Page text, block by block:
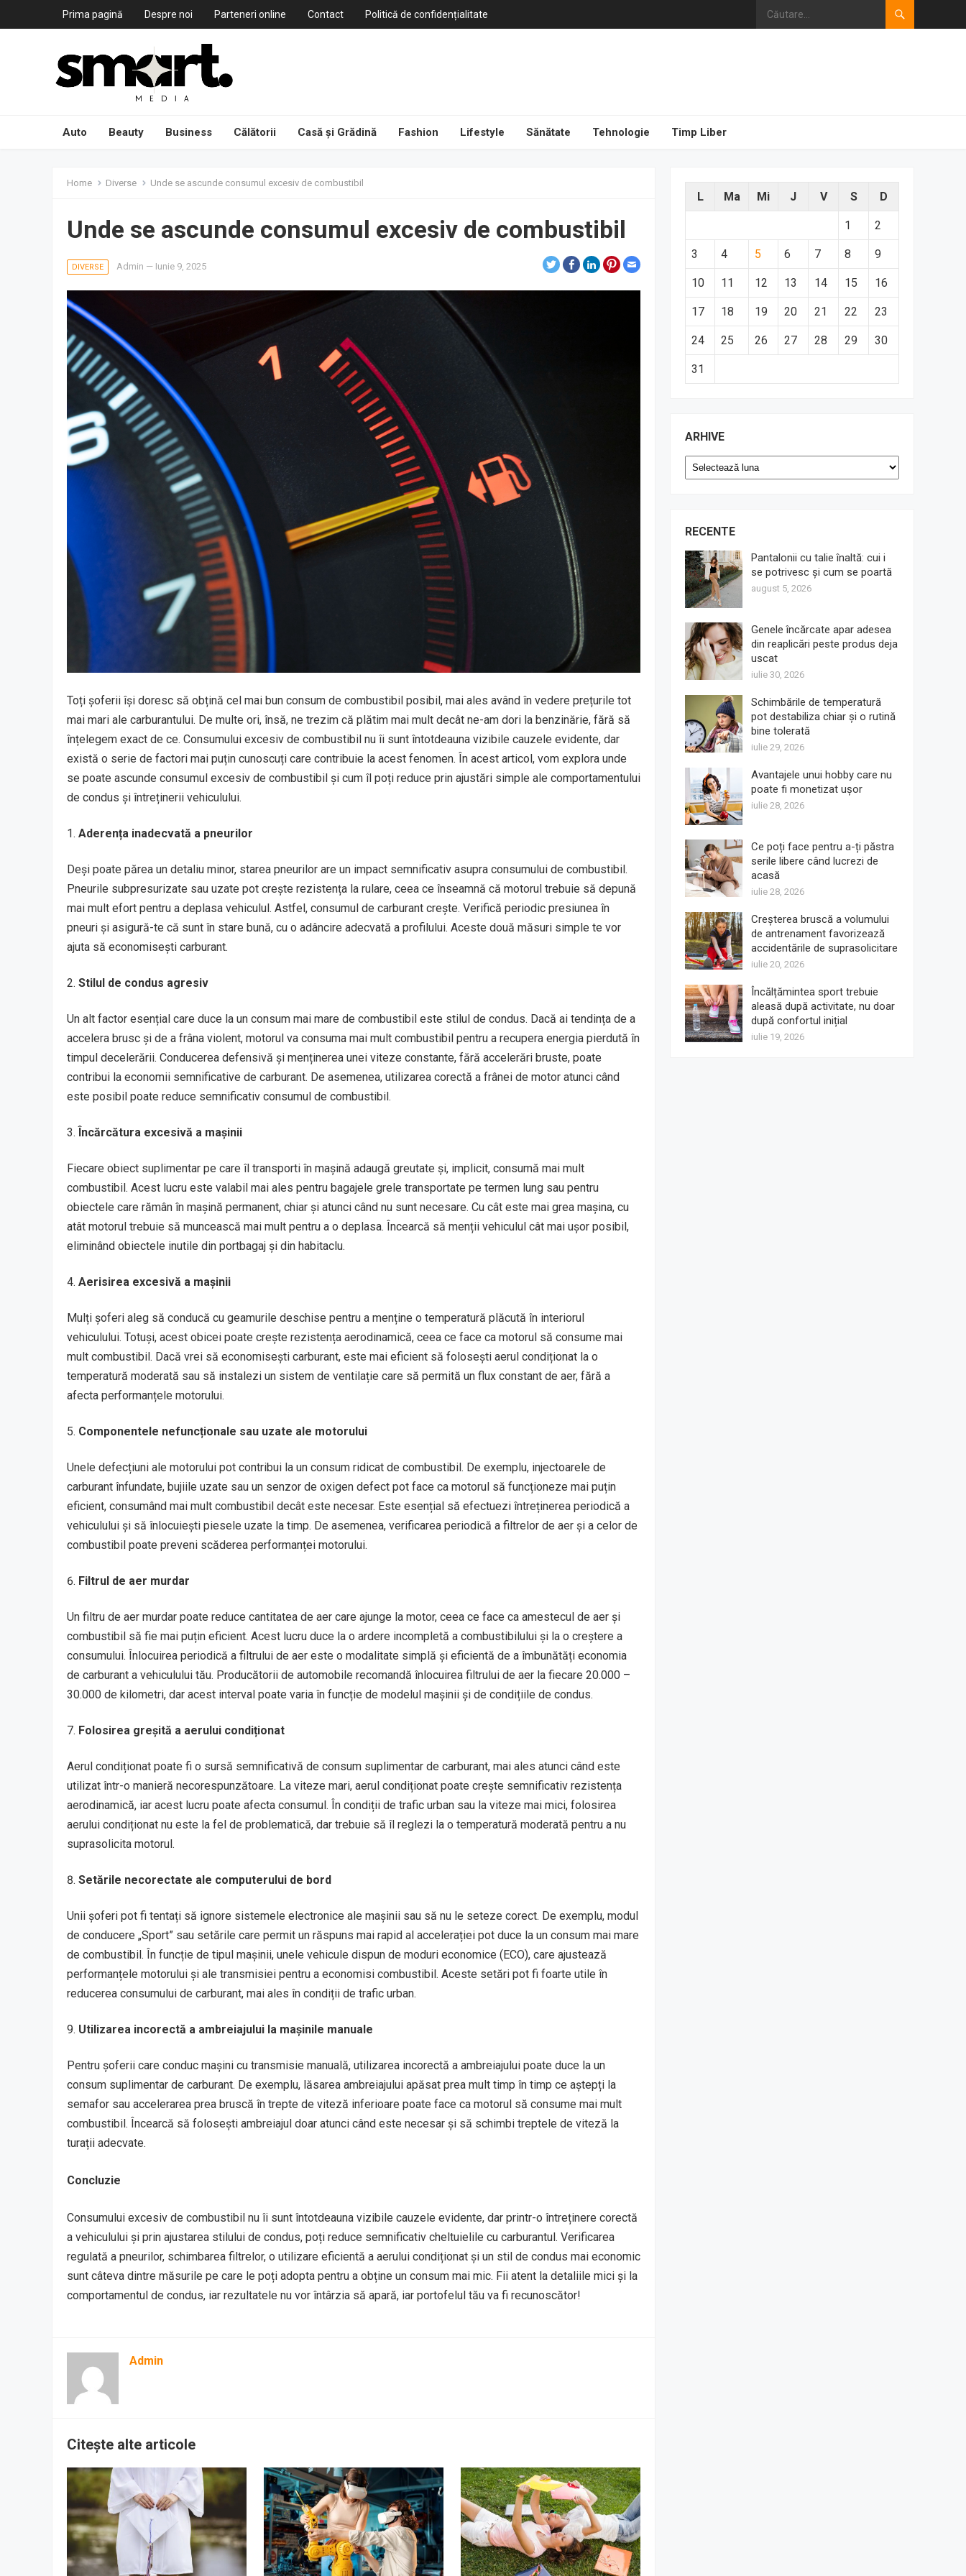
Prima pagină Despre noi Parteneri online Contact Politică de confidențialitate
Auto Beauty Business Călătorii Casă și Grădină Fashion Lifestyle Sănătate Tehnologie Timp Liber
Home Diverse Unde se ascunde consumul excesiv de combustibil
Unde se ascunde consumul excesiv de combustibil
DIVERSE Admin — Iunie 9, 2025
Toți șoferii își doresc să obțină cel mai bun consum de combustibil posibil, mai ales având în vedere prețurile tot
mai mari ale carburantului. De multe ori, însă, ne trezim că plătim mai mult decât ne-am dori la benzinărie, fără să
înțelegem exact de ce. Consumului excesiv de combustibil nu îi sunt întotdeauna vizibile cauzele evidente, dar
există o serie de factori mai puțin cunoscuți care contribuie la acest fenomen. În acest articol, vom explora unde
se poate ascunde consumul excesiv de combustibil și cum îl poți reduce prin ajustări simple ale comportamentului
de condus și întreținerii vehiculului.
Aderența inadecvată a pneurilor
Deși poate părea un detaliu minor, starea pneurilor are un impact semnificativ asupra consumului de combustibil.
Pneurile subpresurizate sau uzate pot crește rezistența la rulare, ceea ce înseamnă că motorul trebuie să depună
mai mult efort pentru a deplasa vehiculul. Astfel, consumul de carburant crește. Verifică periodic presiunea în
pneuri și asigură-te că sunt în stare bună, cu o adâncire adecvată a profilului. Aceste două măsuri simple te vor
ajuta să economisești carburant.
Stilul de condus agresiv
Un alt factor esențial care duce la un consum mai mare de combustibil este stilul de condus. Dacă ai tendința de a
accelera brusc și de a frâna violent, motorul va consuma mai mult combustibil pentru a recupera energia pierdută în
timpul decelerării. Conducerea defensivă și menținerea unei viteze constante, fără accelerări bruste, poate
contribui la economii semnificative de carburant. De asemenea, utilizarea corectă a frânei de motor atunci când
este posibil poate reduce semnificativ consumul de combustibil.
Încărcătura excesivă a mașinii
Fiecare obiect suplimentar pe care îl transporti în mașină adaugă greutate și, implicit, consumă mai mult
combustibil. Acest lucru este valabil mai ales pentru bagajele grele transportate pe termen lung sau pentru
obiectele care rămân în mașină permanent, chiar și atunci când nu sunt necesare. Cu cât este mai grea mașina, cu
atât motorul trebuie să muncească mai mult pentru a o deplasa. Încearcă să menții vehiculul cât mai ușor posibil,
eliminând obiectele inutile din portbagaj și din habitaclu.
Aerisirea excesivă a mașinii
Mulți șoferi aleg să conducă cu geamurile deschise pentru a menține o temperatură plăcută în interiorul
vehiculului. Totuși, acest obicei poate crește rezistența aerodinamică, ceea ce face ca motorul să consume mai
mult combustibil. Dacă vrei să economisești carburant, este mai eficient să folosești aerul condiționat la o
temperatură moderată sau să instalezi un sistem de ventilație care să permită un flux constant de aer, fără a
afecta performanțele motorului.
Componentele nefuncționale sau uzate ale motorului
Unele defecțiuni ale motorului pot contribui la un consum ridicat de combustibil. De exemplu, injectoarele de
carburant înfundate, bujiile uzate sau un senzor de oxigen defect pot face ca motorul să funcționeze mai puțin
eficient, consumând mai mult combustibil decât este necesar. Este esențial să efectuezi întreținerea periodică a
vehiculului și să înlocuiești piesele uzate la timp. De asemenea, verificarea periodică a filtrelor de aer și a celor de
combustibil poate preveni scăderea performanței motorului.
Filtrul de aer murdar
Un filtru de aer murdar poate reduce cantitatea de aer care ajunge la motor, ceea ce face ca amestecul de aer și
combustibil să fie mai puțin eficient. Acest lucru duce la o ardere incompletă a combustibilului și la o creștere a
consumului. Înlocuirea periodică a filtrului de aer este o modalitate simplă și eficientă de a îmbunătăți economia
de carburant a vehiculului tău. Producătorii de automobile recomandă înlocuirea filtrului de aer la fiecare 20.000 –
30.000 de kilometri, dar acest interval poate varia în funcție de modelul mașinii și de condițiile de condus.
Folosirea greșită a aerului condiționat
Aerul condiționat poate fi o sursă semnificativă de consum suplimentar de carburant, mai ales atunci când este
utilizat într-o manieră necorespunzătoare. La viteze mari, aerul condiționat poate crește semnificativ rezistența
aerodinamică, iar acest lucru poate afecta consumul. În condiții de trafic urban sau la viteze mai mici, folosirea
aerului condiționat nu este la fel de problematică, dar trebuie să îl reglezi la o temperatură moderată pentru a nu
suprasolicita motorul.
Setările necorectate ale computerului de bord
Unii șoferi pot fi tentați să ignore sistemele electronice ale mașinii sau să nu le seteze corect. De exemplu, modul
de conducere „Sport” sau setările care permit un răspuns mai rapid al accelerației pot duce la un consum mai mare
de combustibil. În funcție de tipul mașinii, unele vehicule dispun de moduri economice (ECO), care ajustează
performanțele motorului și ale transmisiei pentru a economisi combustibil. Aceste setări pot fi foarte utile în
reducerea consumului de carburant, mai ales în condiții de trafic urban.
Utilizarea incorectă a ambreiajului la mașinile manuale
Pentru șoferii care conduc mașini cu transmisie manuală, utilizarea incorectă a ambreiajului poate duce la un
consum suplimentar de carburant. De exemplu, lăsarea ambreiajului apăsat prea mult timp în timp ce aștepți la
semafor sau accelerarea prea bruscă în trepte de viteză inferioare poate face ca motorul să consume mai mult
combustibil. Încearcă să folosești ambreiajul doar atunci când este necesar și să schimbi treptele de viteză la
turații adecvate.
Concluzie
Consumului excesiv de combustibil nu îi sunt întotdeauna vizibile cauzele evidente, dar printr-o întreținere corectă
a vehiculului și prin ajustarea stilului de condus, poți reduce semnificativ cheltuielile cu carburantul. Verificarea
regulată a pneurilor, schimbarea filtrelor, o utilizare eficientă a aerului condiționat și un stil de condus mai economic
sunt câteva dintre măsurile pe care le poți adopta pentru a obține un consum mai mic. Fii atent la detaliile mici și la
comportamentul de condus, iar rezultatele nu vor întârzia să apară, iar portofelul tău va fi recunoscător!
Admin
Citește alte articole
L Ma Mi J V S D
1 2
3 4 5 6 7 8 9
10 11 12 13 14 15 16
17 18 19 20 21 22 23
24 25 26 27 28 29 30
31
ARHIVE
Arhive
RECENTE
Pantalonii cu talie înaltă: cui i
se potrivesc și cum se poartă
august 5, 2026
Genele încărcate apar adesea
din reaplicări peste produs deja
uscat
iulie 30, 2026
Schimbările de temperatură
pot destabiliza chiar și o rutină
bine tolerată
iulie 29, 2026
Avantajele unui hobby care nu
poate fi monetizat ușor
iulie 28, 2026
Ce poți face pentru a-ți păstra
serile libere când lucrezi de
acasă
iulie 28, 2026
Creșterea bruscă a volumului
de antrenament favorizează
accidentările de suprasolicitare
iulie 20, 2026
Încălțămintea sport trebuie
aleasă după activitate, nu doar
după confortul inițial
iulie 19, 2026